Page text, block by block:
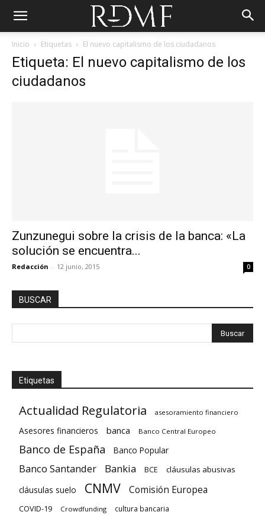
Inicio Etiquetas El nuevo capitalismo de los ciudadanos
Etiqueta: El nuevo capitalismo de los
ciudadanos
Zunzunegui sobre la crisis de la banca: «La
solución se encuentra...
Redacción - 12 junio, 2015 0
BUSCAR
Etiquetas
Actualidad Regulatoria asesoramiento financiero
Asesores financieros banca Banco Central Europeo
Banco de España Banco Popular
Banco Santander Bankia BCE cláusulas abusivas
cláusulas suelo CNMV Comisión Europea
COVID-19 Crowdfunding cultura bancaria